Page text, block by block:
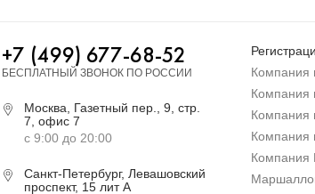
+7 (499) 677-68-52
БЕСПЛАТНЫЙ ЗВОНОК ПО РОССИИ
Москва, Газетный пер., 9, стр.
7, офис 7
с 9:00 до 20:00
Санкт-Петербург, Левашовский
проспект, 15 лит А
Компания
Компания
Компания
Компания
Компания